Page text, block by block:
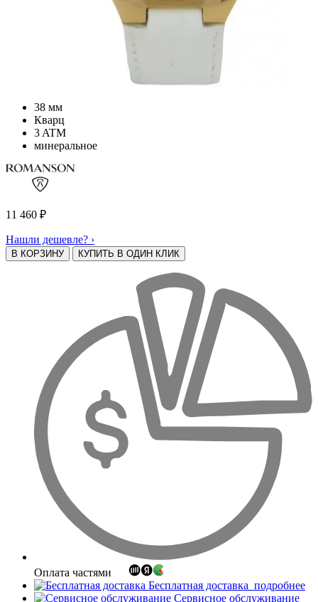
38 мм
Кварц
3 ATM
минеральное
11 460 ₽
Нашли дешевле? ›
В КОРЗИНУ КУПИТЬ В ОДИН КЛИК
Оплата частями
Бесплатная доставка подробнее
Сервисное обслуживание